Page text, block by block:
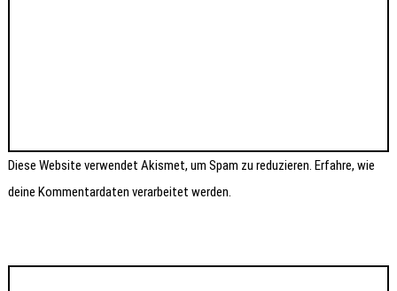
Diese Website verwendet Akismet, um Spam zu reduzieren. Erfahre, wie
deine Kommentardaten verarbeitet werden.